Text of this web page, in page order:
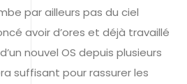
par ailleurs pas du ciel
avoir d’ores et déjà travaillé
nouvel OS depuis plusieurs
suffisant pour rassurer les